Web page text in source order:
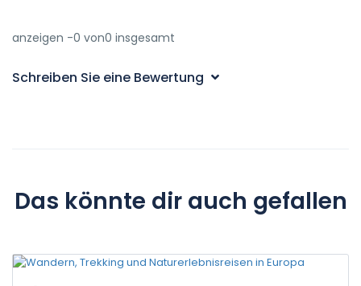
anzeigen -0 von0 insgesamt
Schreiben Sie eine Bewertung
Das könnte dir auch gefallen